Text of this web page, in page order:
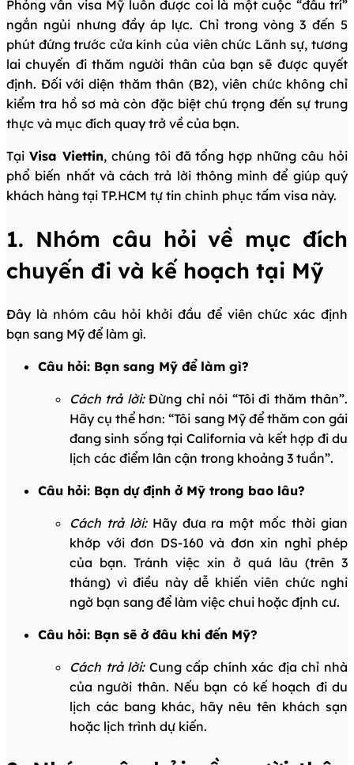
Phỏng vấn visa Mỹ luôn được coi là một cuộc “đấu trí”
ngắn ngủi nhưng đầy áp lực. Chỉ trong vòng 3 đến 5
phút đứng trước cửa kính của viên chức Lãnh sự, tương
lai chuyến đi thăm người thân của bạn sẽ được quyết
định. Đối với diện thăm thân (B2), viên chức không chỉ
kiểm tra hồ sơ mà còn đặc biệt chú trọng đến sự trung
thực và mục đích quay trở về của bạn.
Tại Visa Viettin, chúng tôi đã tổng hợp những câu hỏi
phổ biến nhất và cách trả lời thông minh để giúp quý
khách hàng tại TP.HCM tự tin chinh phục tấm visa này.
1. Nhóm câu hỏi về mục đích
chuyến đi và kế hoạch tại Mỹ
Đây là nhóm câu hỏi khởi đầu để viên chức xác định
bạn sang Mỹ để làm gì.
Câu hỏi: Bạn sang Mỹ để làm gì?
Cách trả lời:Đừng chỉ nói “Tôi đi thăm thân”.
Hãy cụ thể hơn: “Tôi sang Mỹ để thăm con gái
đang sinh sống tại California và kết hợp đi du
lịch các điểm lân cận trong khoảng 3 tuần”.
Câu hỏi: Bạn dự định ở Mỹ trong bao lâu?
Cách trả lời:Hãy đưa ra một mốc thời gian
khớp với đơn DS-160 và đơn xin nghỉ phép
của bạn. Tránh việc xin ở quá lâu (trên 3
tháng) vì điều này dễ khiến viên chức nghi
ngờ bạn sang để làm việc chui hoặc định cư.
Câu hỏi: Bạn sẽ ở đâu khi đến Mỹ?
Cách trả lời:Cung cấp chính xác địa chỉ nhà
của người thân. Nếu bạn có kế hoạch đi du
lịch các bang khác, hãy nêu tên khách sạn
hoặc lịch trình dự kiến.